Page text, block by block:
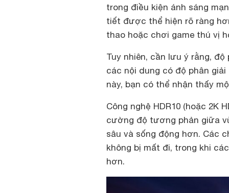
trong điều kiện ánh sáng
tiết được thể hiện rõ ràng
thao hoặc chơi game thú vị
Tuy nhiên, cần lưu ý rằng,
các nội dung có độ phân
này, bạn có thể nhận thấy
Công nghệ HDR10 (hoặc 2K
cường độ tương phản giữa
sâu và sống động hơn. Các
không bị mất đi, trong khi
hơn.